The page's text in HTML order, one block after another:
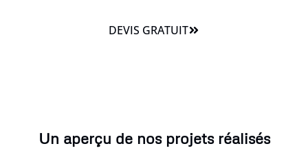
DEVIS GRATUIT
Un aperçu de nos projets réalisés